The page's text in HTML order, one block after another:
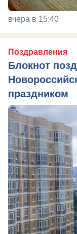
вчера в 15:40
Поздравления
Блокнот
праздником